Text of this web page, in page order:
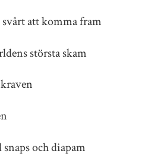
att komma fram
största skam
och diapam